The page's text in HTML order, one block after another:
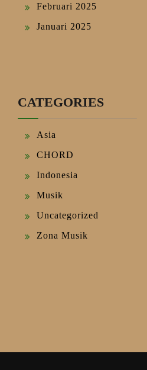
Februari 2025
Januari 2025
CATEGORIES
Asia
CHORD
Indonesia
Musik
Uncategorized
Zona Musik